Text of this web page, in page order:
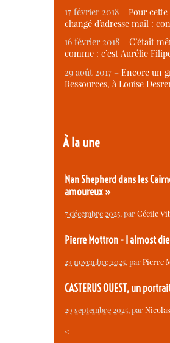
17 février 2018 – Pour cette
changé d’adresse mail :
16 février 2018 – C’était
comme : c’est Aurélie
29 août 2017 – Encore un
Ressources, à Louise
À la une
Nan Shepherd dans les
amoureux »
7 décembre 2025, parCécile
Pierre Mottron - I almost
23 novembre 2025, parPierre
CASTERUS OUEST, un
29 septembre 2025, par
<